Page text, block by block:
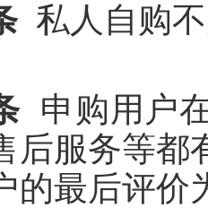
私人自购
申购用户
后服务等都
的最后评价